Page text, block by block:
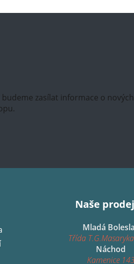
zasílat informace o nových
Naše
Mladá
Třída
Náchod
Kamenice